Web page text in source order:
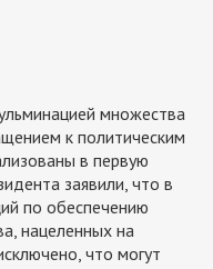
множества
к политическим
в первую
заявили, что в
по обеспечению
нацеленных на
что могут